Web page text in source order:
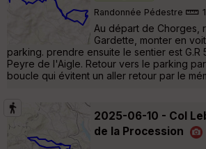
Randonnée Pédestre
Au départ de Chorges,
Gardette, monter en
parking. prendre ensuite le sentier est G.R
Peyre de l'Aigle. Retour vers le parking
boucle qui évitent un aller retour par le
2025-06-10 - Col
de la Procession